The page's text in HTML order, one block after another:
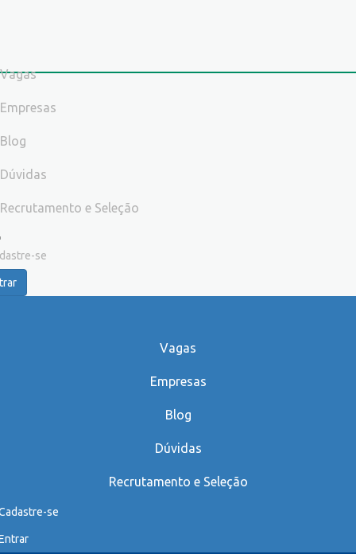
Vagas
Empresas
Blog
Dúvidas
Recrutamento e Seleção
se
Vagas
Empresas
Blog
Dúvidas
Recrutamento e Seleção
se